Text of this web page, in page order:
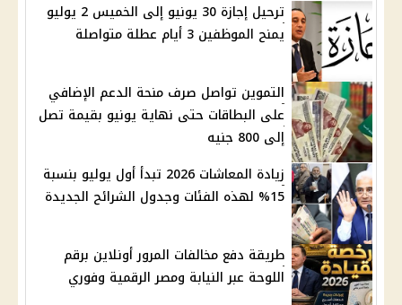
ترحيل إجازة 30 يونيو إلى الخميس 2 يوليو
يمنح الموظفين 3 أيام عطلة متواصلة
التموين تواصل صرف منحة الدعم الإضافي
على البطاقات حتى نهاية يونيو بقيمة تصل
إلى 800 جنيه
زيادة المعاشات 2026 تبدأ أول يوليو بنسبة
15% لهذه الفئات وجدول الشرائح الجديدة
طريقة دفع مخالفات المرور أونلاين برقم
اللوحة عبر النيابة ومصر الرقمية وفوري